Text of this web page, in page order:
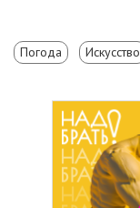
Погода Искусство